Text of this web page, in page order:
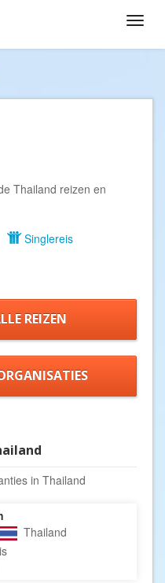
Thailand reizen en
Singlereis
REIZEN
in Thailand
Thailand